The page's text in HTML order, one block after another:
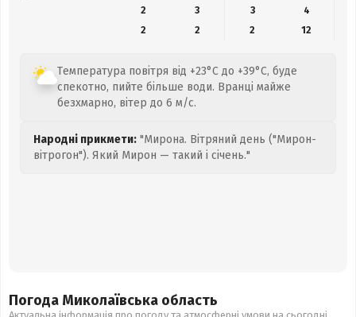
2
3 3
4
2
2 2 12
Температура повітря від +23°C до +39°C, буде
спекотно, пийте більше води. Вранці майже
безхмарно, вітер до 6 м/с.
Народні прикмети: "Мирона. Вітряний день ("Мирон-
вітрогон"). Який Мирон — такий і січень."
Погода Миколаївська область